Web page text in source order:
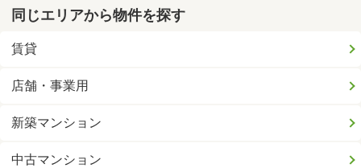
同じエリアから物件を探す
賃貸
店舗・事業用
新築マンション
中古マンション